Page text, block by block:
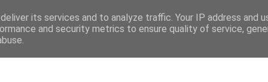
il programma EVENTI
its services and to analyze traffic. Your IP address and
and security metrics to ensure quality of service,